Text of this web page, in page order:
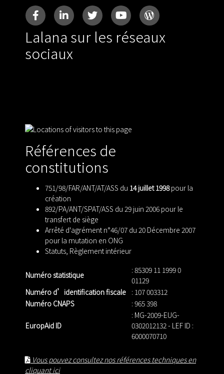
Lalana sur les réseaux
sociaux
Références de
constitutions
751/98/FAR/ANT/AT/ASS du 14 juillet 1998pour la
création
892/PA/ANT/SPAT/ASS du 29 juin 2006 pour le
transfert de siège
Arrêté d'agrément n°46/07 du 20 Décembre 2007
pour la mutation en ONG
Statuts, Règlement intérieur
Numéro statistique
: 85309 11 1999 0
01129
Numéro d’identification fiscale : 107 003312
Numéro CNAPS
: 965 398
EuropAid ID
: MG-2009-EUG-
0302012132 - LEF ID :
6000070710
Vous pouvez consultez nos références techniques en
cliquant ici